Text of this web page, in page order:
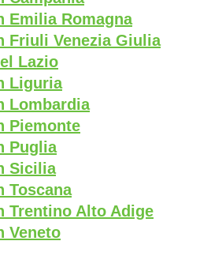
Emilia Romagna
Friuli Venezia Giulia
Lazio
Liguria
Lombardia
Piemonte
Puglia
Sicilia
Toscana
Trentino Alto Adige
Veneto